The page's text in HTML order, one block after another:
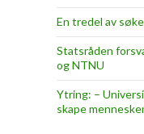
En tredel av
Statsråden
og NTNU
Ytring: –
skape